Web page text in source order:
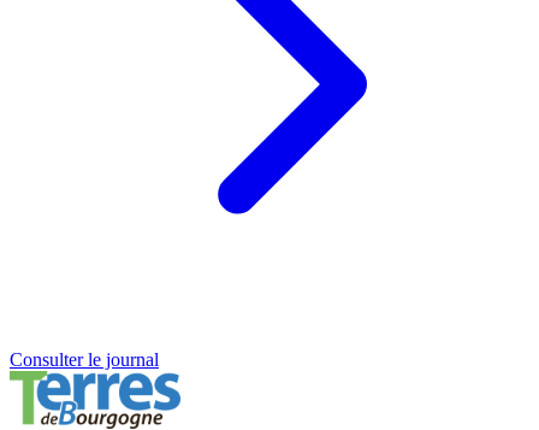
Consulter le journal